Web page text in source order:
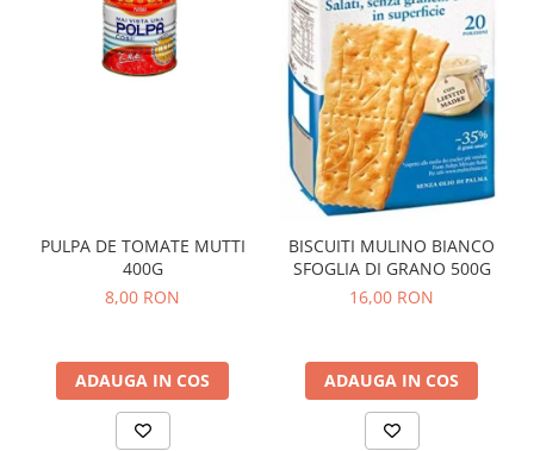
PULPA DE TOMATE MUTTI
400G
8,00 RON
ADAUGA IN COS
BISCUITI MULINO BIANCO
SFOGLIA DI GRANO 500G
16,00 RON
ADAUGA IN COS